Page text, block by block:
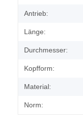
Antrieb:
Länge:
Durchmesser:
Kopfform:
Material:
Norm: